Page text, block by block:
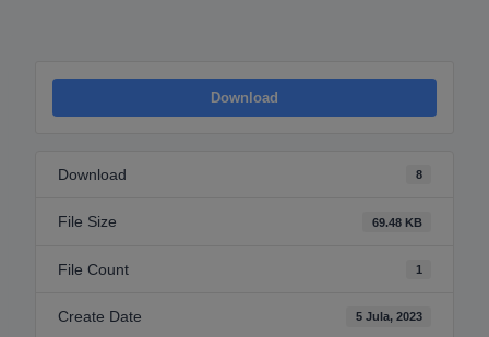
Download
Download 8
File Size 69.48 KB
File Count 1
Create Date 5 Jula, 2023